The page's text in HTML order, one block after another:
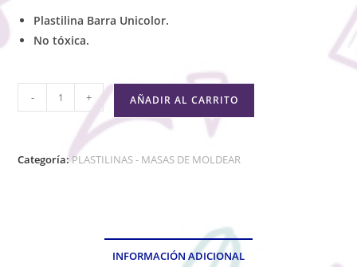
Plastilina Barra Unicolor.
No tóxica.
- + AÑADIR AL CARRITO
Categoría:PLASTILINAS - MASAS DE MOLDEAR
INFORMACIÓN ADICIONAL